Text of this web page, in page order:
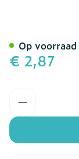
€ 2,87
Op voorraad